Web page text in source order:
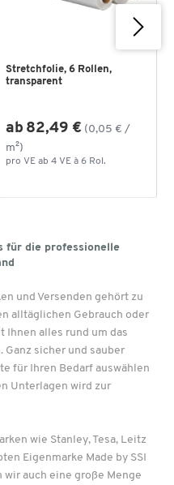
Stretchfolie, 6 Rollen,
transparent
ab 82,49 € (0,05 € /
m²)
pro VE ab 4 VE à 6 Rol.
für die professionelle
und Versenden gehört zu
alltäglichen Gebrauch oder
Ihnen alles rund um das
Ganz sicher und sauber
für Ihren Bedarf auswählen
Unterlagen wird zur
wie Stanley, Tesa, Leitz
Eigenmarke Made by SSI
auch eine große Menge